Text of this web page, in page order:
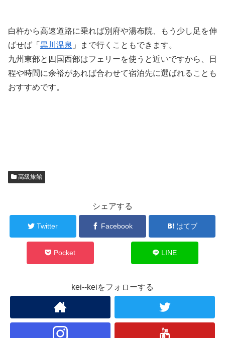
白杵から高速道路に乗れば別府や湯布院、もう少し足を伸
ばせば「 黒川温泉 」まで行くこともできます。
九州東部と四国西部はフェリーを使うと近いですから、日
程や時間に余裕があれば合わせて宿泊先に選ばれることも
おすすめです。
高級旅館
シェアする
Twitter Facebook はてブ
Pocket LINE
kei--keiをフォローする